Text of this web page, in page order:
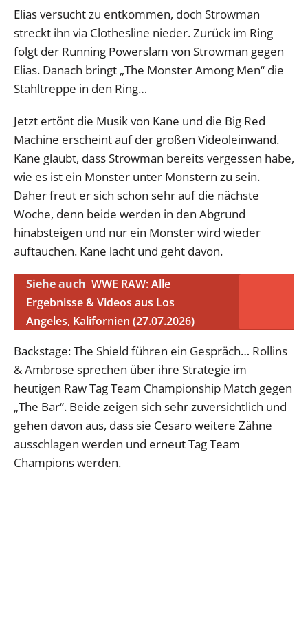
Elias versucht zu entkommen, doch Strowman
streckt ihn via Clothesline nieder. Zurück im Ring
folgt der Running Powerslam von Strowman gegen
Elias. Danach bringt „The Monster Among Men“ die
Stahltreppe in den Ring…
Jetzt ertönt die Musik von Kane und die Big Red
Machine erscheint auf der großen Videoleinwand.
Kane glaubt, dass Strowman bereits vergessen habe,
wie es ist ein Monster unter Monstern zu sein.
Daher freut er sich schon sehr auf die nächste
Woche, denn beide werden in den Abgrund
hinabsteigen und nur ein Monster wird wieder
auftauchen. Kane lacht und geht davon.
Siehe auch WWE RAW: Alle
Ergebnisse & Videos aus Los
Angeles, Kalifornien (27.07.2026)
Backstage: The Shield führen ein Gespräch… Rollins
& Ambrose sprechen über ihre Strategie im
heutigen Raw Tag Team Championship Match gegen
„The Bar“. Beide zeigen sich sehr zuversichtlich und
gehen davon aus, dass sie Cesaro weitere Zähne
ausschlagen werden und erneut Tag Team
Champions werden.